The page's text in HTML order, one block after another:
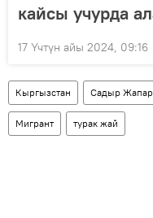
кайсы учурда
17 Үчтүн айы 2024, 09:16
Кыргызстан Садыр
Мигрант турак жай